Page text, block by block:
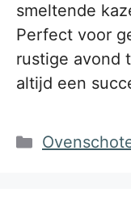
smeltende
Perfect voor
rustige avond
altijd een